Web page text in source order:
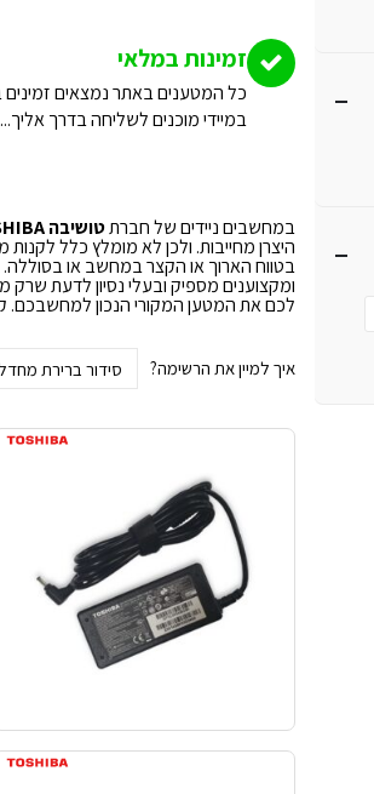
זמינות במלאי
כל המטענים באתר נמצאים
במיידי מוכנים לשליחה בדרך אליך...
במחשבים ניידים של חברתטושיבה TOSHIBA
היצרן מחייבות. ולכן לא מומלץ כלל
בטווח הארוך או הקצר במחשב או
ומקצוענים מספיק ובעלי נסיון לדעת
לכם את המטען המקורי הנכון למחשבכם.
איך למיין את הרשימה?